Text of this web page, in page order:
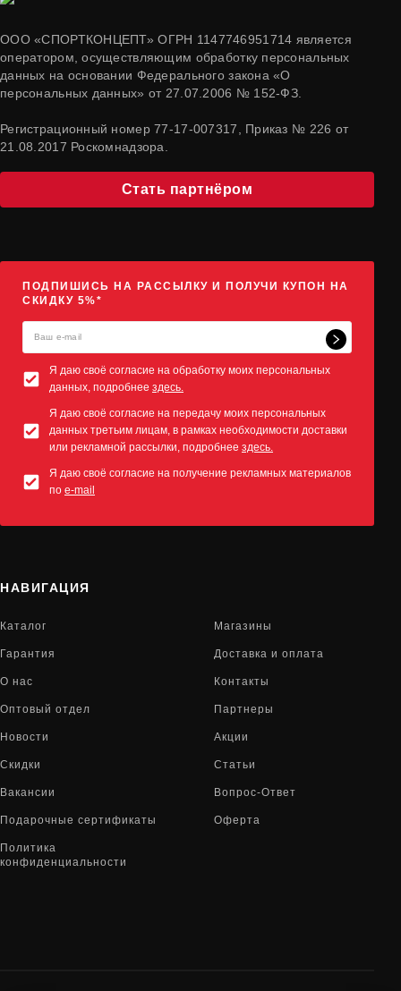
ООО «СПОРТКОНЦЕПТ» ОГРН 1147746951714 является
оператором, осуществляющим обработку персональных
данных на основании Федерального закона «О
персональных данных» от 27.07.2006 № 152-ФЗ.
Регистрационный номер 77-17-007317, Приказ № 226 от
21.08.2017 Роскомнадзора.
Стать партнёром
ПОДПИШИСЬ НА РАССЫЛКУ И ПОЛУЧИ КУПОН НА
СКИДКУ 5%*
Я даю своё согласие на обработку моих персональных
данных, подробнее здесь.
Я даю своё согласие на передачу моих персональных
данных третьим лицам, в рамках необходимости доставки
или рекламной рассылки, подробнее здесь.
Я даю своё согласие на получение рекламных материалов
по e-mail
НАВИГАЦИЯ
Каталог Магазины
Гарантия Доставка и оплата
О нас Контакты
Оптовый отдел Партнеры
Новости Акции
Скидки Статьи
Вакансии Вопрос-Ответ
Подарочные сертификаты Оферта
Политика
конфиденциальности